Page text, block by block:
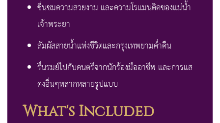
ชื่นชมความสวยงาม และความโรแมนติคของแม่น้ำ
เจ้าพระยา
สัมผัสสายน้ำแห่งชีวิตและกรุงเทพยามค่ำคืน
รื่นรมย์ไปกับดนตรีจากนักร้องมืออาชีพ และการแส
ดงอื่นๆหลากหลายรูปแบบ
What's Included